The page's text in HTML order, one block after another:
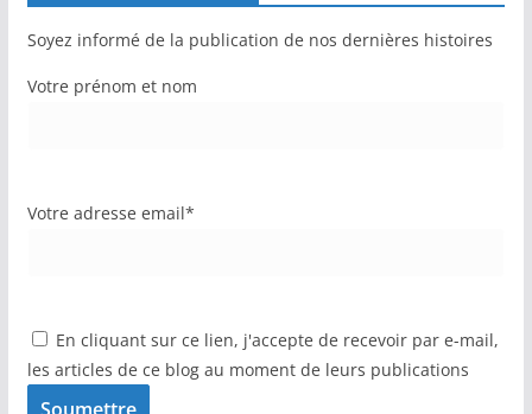
Soyez informé de la publication de nos dernières histoires
Votre prénom et nom
Votre adresse email*
En cliquant sur ce lien, j'accepte de recevoir par e-mail,
les articles de ce blog au moment de leurs publications